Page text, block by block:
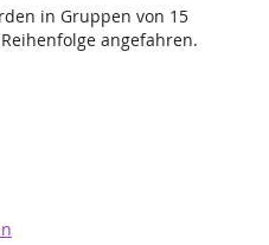
in Gruppen von 15
angefahren.